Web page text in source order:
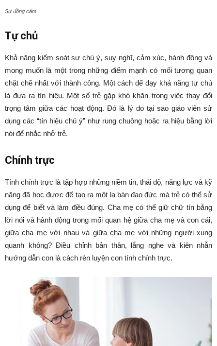
Sự đồng cảm
Tự chủ
Khả năng kiểm soát sự chú ý, suy nghĩ, cảm xúc, hành động và
mong muốn là một trong những điểm mạnh có mối tương quan
chặt chẽ nhất với thành công. Một cách để dạy khả năng tự chủ
là đưa ra tín hiệu. Một số trẻ gặp khó khăn trong việc thay đổi
trọng tâm giữa các hoạt động. Đó là lý do tại sao giáo viên sử
dụng các “tín hiệu chú ý” như rung chuông hoặc ra hiệu bằng lời
nói để nhắc nhở trẻ.
Chính trực
Tính chính trực là tập hợp những niềm tin, thái độ, năng lực và kỹ
năng đã học được để tạo ra một la bàn đạo đức mà trẻ có thể sử
dụng để biết và làm điều đúng. Cha mẹ có thể giữ chữ tín bằng
lời nói và hành động trong mối quan hệ giữa cha mẹ và con cái,
giữa cha mẹ với nhau và giữa cha mẹ với những người xung
quanh không? Điều chỉnh bản thân, lắng nghe và kiên nhẫn
hướng dẫn con là cách rèn luyện con tính chính trực.